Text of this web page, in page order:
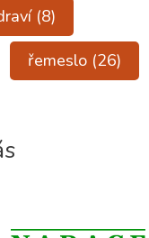
(8)
řemeslo(26)